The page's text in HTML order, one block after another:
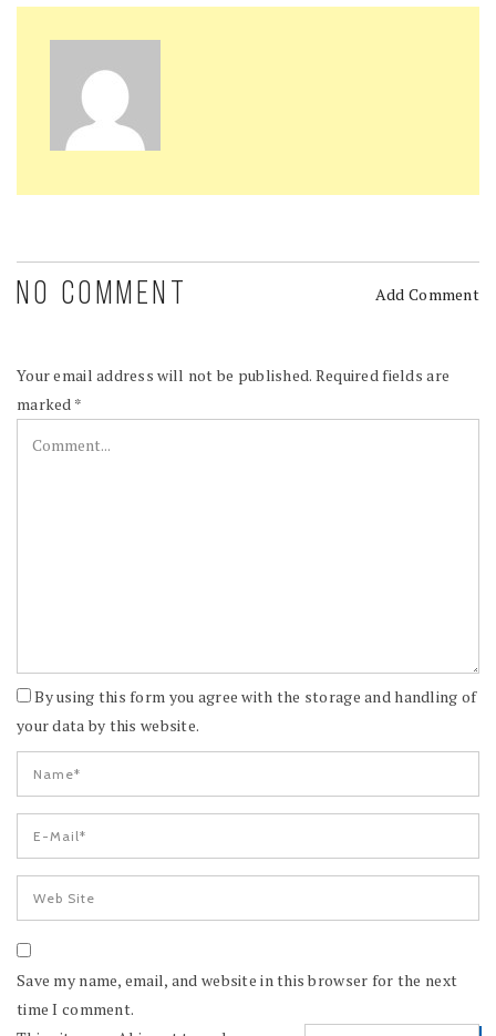
NO COMMENT Add Comment
Your email address will not be published. Required fields are
marked *
By using this form you agree with the storage and handling of
your data by this website.
Save my name, email, and website in this browser for the next
time I comment.